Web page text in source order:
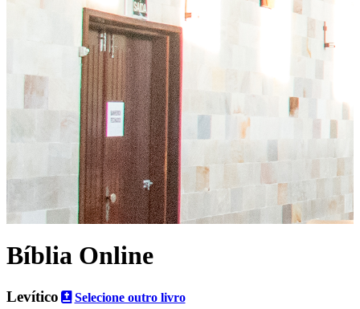
Bíblia Online
Levítico Selecione outro livro